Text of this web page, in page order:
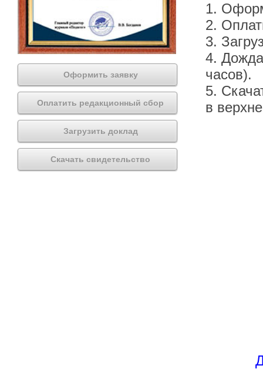
Оформить заявку
Оплатить редакционный сбор
Загрузить доклад
Скачать свидетельство
1.
2.
3.
4.
часов).
5.
в